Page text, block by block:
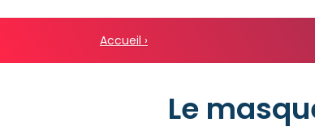
Accueil ›
Le